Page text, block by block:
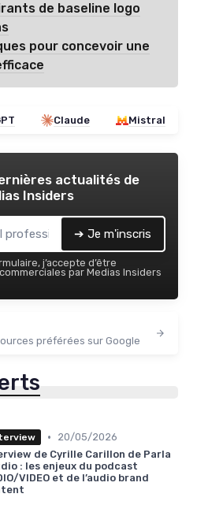
de baseline logo
pour concevoir une
Claude Mistral
actualités de
Insiders
➔ Je m'inscris
j’accepte d’être
par Medias Insiders
préférées sur Google
•
20/05/2026
de Cyrille Carillon de Parla
: les enjeux du podcast
VIDEO et de l’audio brand